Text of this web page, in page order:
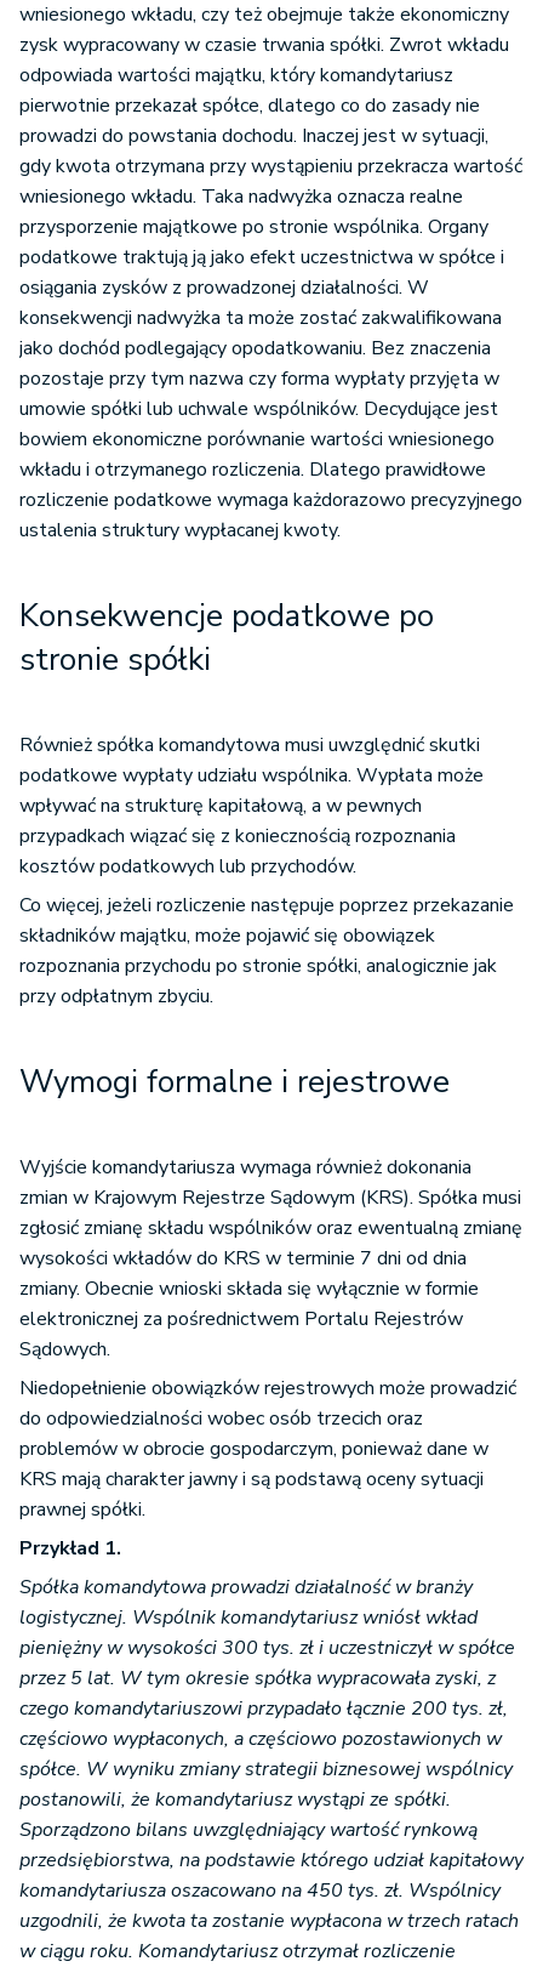
wniesionego wkładu, czy też obejmuje także ekonomiczny
zysk wypracowany w czasie trwania spółki. Zwrot wkładu
odpowiada wartości majątku, który komandytariusz
pierwotnie przekazał spółce, dlatego co do zasady nie
prowadzi do powstania dochodu. Inaczej jest w sytuacji,
gdy kwota otrzymana przy wystąpieniu przekracza wartość
wniesionego wkładu. Taka nadwyżka oznacza realne
przysporzenie majątkowe po stronie wspólnika. Organy
podatkowe traktują ją jako efekt uczestnictwa w spółce i
osiągania zysków z prowadzonej działalności. W
konsekwencji nadwyżka ta może zostać zakwalifikowana
jako dochód podlegający opodatkowaniu. Bez znaczenia
pozostaje przy tym nazwa czy forma wypłaty przyjęta w
umowie spółki lub uchwale wspólników. Decydujące jest
bowiem ekonomiczne porównanie wartości wniesionego
wkładu i otrzymanego rozliczenia. Dlatego prawidłowe
rozliczenie podatkowe wymaga każdorazowo precyzyjnego
ustalenia struktury wypłacanej kwoty.
Konsekwencje podatkowe po
stronie spółki
Również spółka komandytowa musi uwzględnić skutki
podatkowe wypłaty udziału wspólnika. Wypłata może
wpływać na strukturę kapitałową, a w pewnych
przypadkach wiązać się z koniecznością rozpoznania
kosztów podatkowych lub przychodów.
Co więcej, jeżeli rozliczenie następuje poprzez przekazanie
składników majątku, może pojawić się obowiązek
rozpoznania przychodu po stronie spółki, analogicznie jak
przy odpłatnym zbyciu.
Wymogi formalne i rejestrowe
Wyjście komandytariusza wymaga również dokonania
zmian w Krajowym Rejestrze Sądowym (KRS). Spółka musi
zgłosić zmianę składu wspólników oraz ewentualną zmianę
wysokości wkładów do KRS w terminie 7 dni od dnia
zmiany. Obecnie wnioski składa się wyłącznie w formie
elektronicznej za pośrednictwem Portalu Rejestrów
Sądowych.
Niedopełnienie obowiązków rejestrowych może prowadzić
do odpowiedzialności wobec osób trzecich oraz
problemów w obrocie gospodarczym, ponieważ dane w
KRS mają charakter jawny i są podstawą oceny sytuacji
prawnej spółki.
Przykład 1.
Spółka komandytowa prowadzi działalność w branży
logistycznej. Wspólnik komandytariusz wniósł wkład
pieniężny w wysokości 300 tys. zł i uczestniczył w spółce
przez 5 lat. W tym okresie spółka wypracowała zyski, z
czego komandytariuszowi przypadało łącznie 200 tys. zł,
częściowo wypłaconych, a częściowo pozostawionych w
spółce. W wyniku zmiany strategii biznesowej wspólnicy
postanowili, że komandytariusz wystąpi ze spółki.
Sporządzono bilans uwzględniający wartość rynkową
przedsiębiorstwa, na podstawie którego udział kapitałowy
komandytariusza oszacowano na 450 tys. zł. Wspólnicy
uzgodnili, że kwota ta zostanie wypłacona w trzech ratach
w ciągu roku. Komandytariusz otrzymał rozliczenie